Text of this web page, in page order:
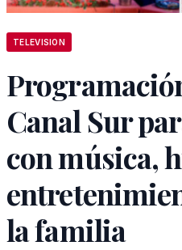
TELEVISION
Canal Sur
con música,
la familia